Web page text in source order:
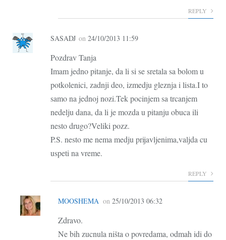
REPLY
SASADJ on 24/10/2013 11:59
Pozdrav Tanja
Imam jedno pitanje, da li si se sretala sa bolom u
potkolenici, zadnji deo, izmedju gleznja i lista.I to
samo na jednoj nozi.Tek pocinjem sa trcanjem
nedelju dana, da li je mozda u pitanju obuca ili
nesto drugo?Veliki pozz.
P.S. nesto me nema medju prijavljenima,valjda cu
uspeti na vreme.
REPLY
MOOSHEMA on 25/10/2013 06:32
Zdravo.
Ne bih zucnula ništa o povredama, odmah idi do